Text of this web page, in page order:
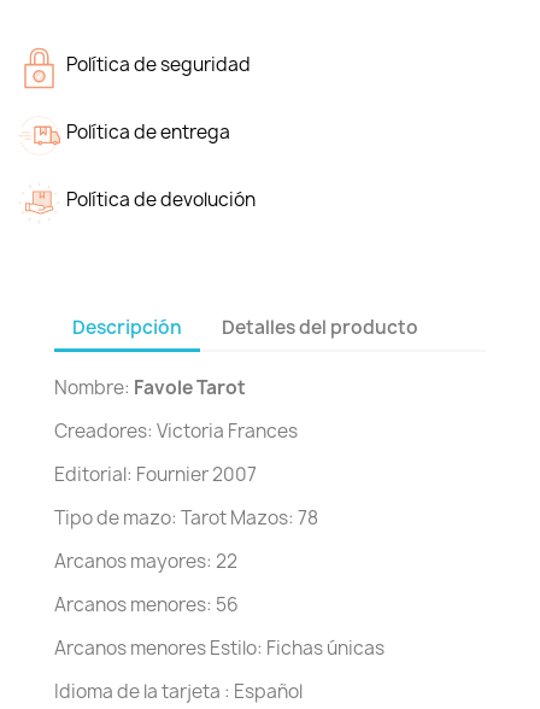
Política de seguridad
Política de entrega
Política de devolución
Descripción Detalles del producto
Nombre: Favole Tarot
Creadores: Victoria Frances
Editorial: Fournier 2007
Tipo de mazo: Tarot Mazos: 78
Arcanos mayores: 22
Arcanos menores: 56
Arcanos menores Estilo: Fichas únicas
Idioma de la tarjeta : Español